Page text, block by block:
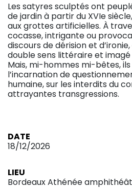
Les satyres sculptés ont
de jardin à partir du XVIe
aux grottes artificielles. À
cocasse, intrigante ou
discours de dérision et
double sens littéraire et
Mais, mi-hommes mi-bêtes,
l’incarnation de
humaine, sur les interdits du
attrayantes transgressions.
DATE
18/12/2026
LIEU
Bordeaux Athénée